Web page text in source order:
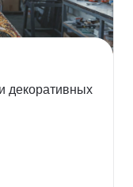
декоративных